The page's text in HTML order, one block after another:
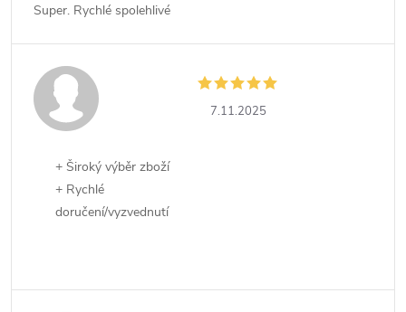
Super. Rychlé spolehlivé
7.11.2025
+ Široký výběr zboží
+ Rychlé
doručení/vyzvednutí